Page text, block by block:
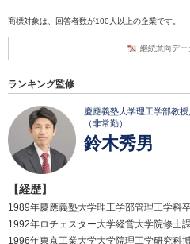
商標対象は、回答者数が100人以上の企業です。
継続意向デー
ランキング監修
慶應義塾大学理工学部教
（非常勤）
鈴木秀男
【経歴】
1989年慶應義塾大学理工学部管理工学科卒
1992年ロチェスター大学経営大学院修士課
1996年東京工業大学大学院理工学研究科